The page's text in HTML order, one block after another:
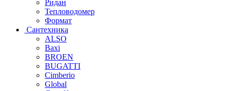
Ридан
Тепловодомер
Формат
Сантехника
ALSO
Baxi
BROEN
BUGATTI
Cimberio
Global